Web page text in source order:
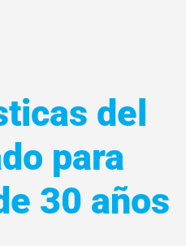
del
para
30 años